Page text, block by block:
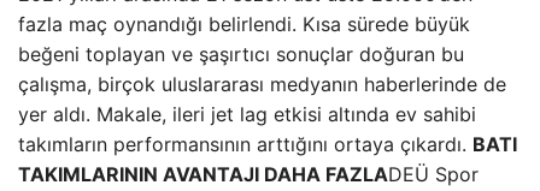
fazla maç oynandığı belirlendi. Kısa sürede büyük
beğeni toplayan ve şaşırtıcı sonuçlar doğuran bu
çalışma, birçok uluslararası medyanın haberlerinde de
yer aldı. Makale, ileri jet lag etkisi altında ev sahibi
takımların performansının arttığını ortaya çıkardı. BATI
TAKIMLARININ AVANTAJI DAHA FAZLADEÜ Spor